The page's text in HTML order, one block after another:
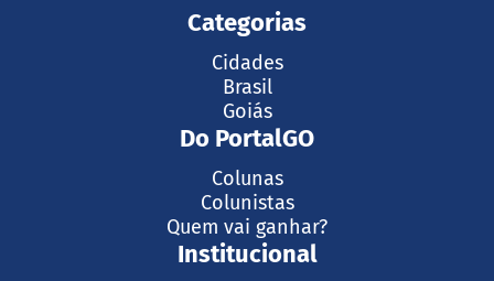
Categorias
Cidades
Brasil
Goiás
Do PortalGO
Colunas
Colunistas
Quem vai ganhar?
Institucional